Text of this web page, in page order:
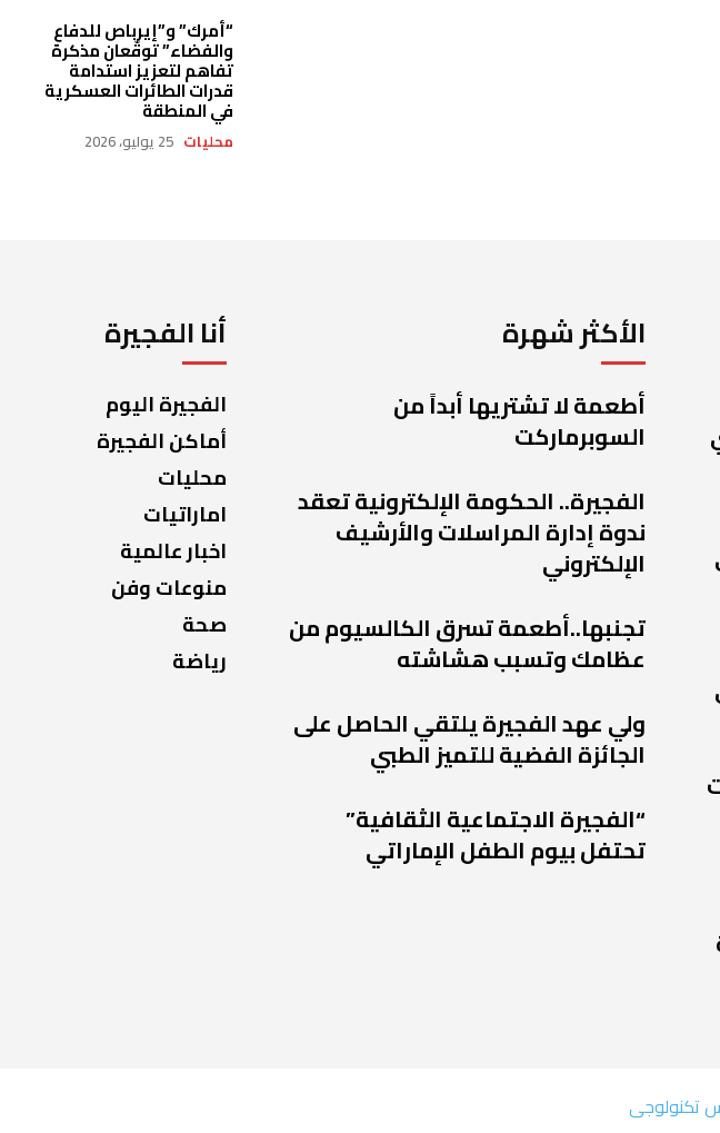
“أمرك” و”إيرباص للدفاع
والفضاء” توقّعان مذكرة
تفاهم لتعزيز استدامة
قدرات الطائرات العسكرية
في المنطقة
محليات 25 يوليو، 2026
أنا الفجيرة
الفجيرة اليوم
أماكن الفجيرة
محليات
اماراتيات
اخبار عالمية
منوعات وفن
صحة
رياضة
الأكثر شهرة
أطعمة لا تشتريها أبداً من
السوبرماركت
الفجيرة.. الحكومة الإلكترونية تعقد
ندوة إدارة المراسلات والأرشيف
الإلكتروني
تجنبها..أطعمة تسرق الكالسيوم من
عظامك وتسبب هشاشته
ولي عهد الفجيرة يلتقي الحاصل على
الجائزة الفضية للتميز الطبي
“الفجيرة الاجتماعية الثقافية”
تحتفل بيوم الطفل الإماراتي
تكنولوجى